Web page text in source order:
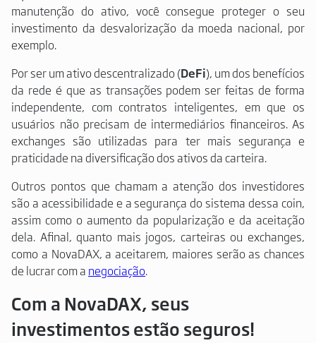
manutenção do ativo, você consegue proteger o seu
investimento da desvalorização da moeda nacional, por
exemplo.
Por ser um ativo descentralizado (DeFi), um dos benefícios
da rede é que as transações podem ser feitas de forma
independente, com contratos inteligentes, em que os
usuários não precisam de intermediários financeiros. As
exchanges são utilizadas para ter mais segurança e
praticidade na diversificação dos ativos da carteira.
Outros pontos que chamam a atenção dos investidores
são a acessibilidade e a segurança do sistema dessa coin,
assim como o aumento da popularização e da aceitação
dela. Afinal, quanto mais jogos, carteiras ou exchanges,
como a NovaDAX, a aceitarem, maiores serão as chances
de lucrar com a negociação.
Com a NovaDAX, seus
investimentos estão seguros!